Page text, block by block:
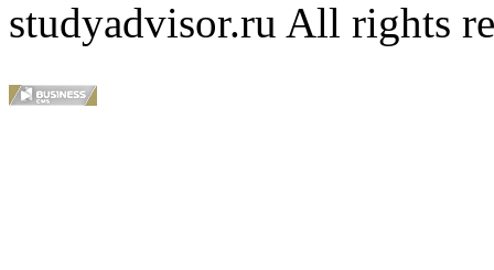
studyadvisor.ru All rights